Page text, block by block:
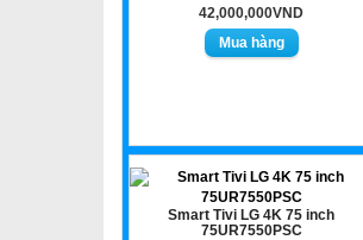
42,000,000VND
Smart Tivi LG 4K 75 inch
75UR7550PSC